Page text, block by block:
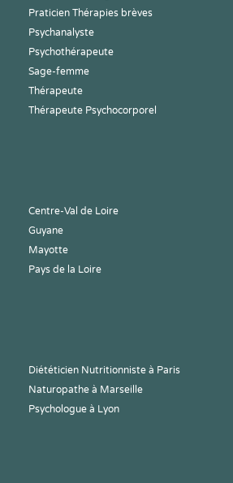
Praticien Thérapies brèves
Psychanalyste
Psychothérapeute
Sage-femme
Thérapeute
Thérapeute Psychocorporel
Centre-Val de Loire
Guyane
Mayotte
Pays de la Loire
Diététicien Nutritionniste à Paris
Naturopathe à Marseille
Psychologue à Lyon